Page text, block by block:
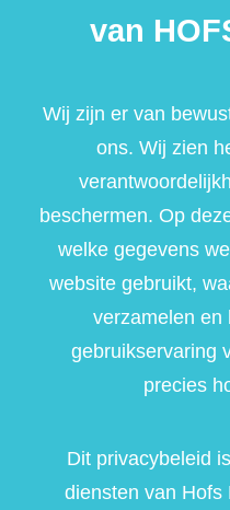
van
Wij zijn er van
ons. Wij zien
beschermen. Op
welke gegevens
website gebruikt,
verzamelen en
gebruikservaring
precies
Dit privacybeleid
diensten van Hofs